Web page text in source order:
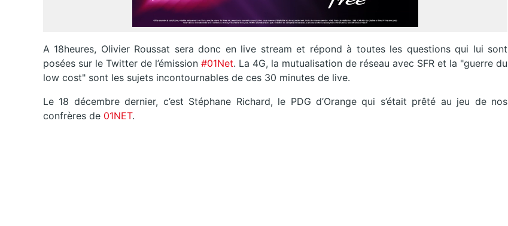
A 18heures, Olivier Roussat sera donc en live stream et répond à toutes les questions qui lui sont
posées sur le Twitter de l’émission #01Net. La 4G, la mutualisation de réseau avec SFR et la "guerre du
low cost" sont les sujets incontournables de ces 30 minutes de live.
Le 18 décembre dernier, c’est Stéphane Richard, le PDG d’Orange qui s’était prêté au jeu de nos
confrères de 01NET.